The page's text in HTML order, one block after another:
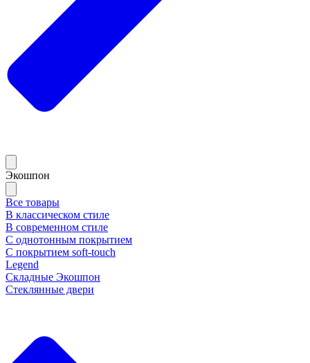
Экошпон
Все товары
В классическом стиле
В современном стиле
С однотонным покрытием
С покрытием soft-touch
Legend
Складные Экошпон
Стеклянные двери